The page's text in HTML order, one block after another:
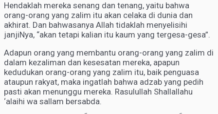
Hendaklah mereka senang dan tenang, yaitu bahwa
orang-orang yang zalim itu akan celaka di dunia dan
akhirat. Dan bahwasanya Allah tidaklah menyelisihi
janjiNya, “akan tetapi kalian itu kaum yang tergesa-gesa”.
Adapun orang yang membantu orang-orang yang zalim di
dalam kezaliman dan kesesatan mereka, apapun
kedudukan orang-orang yang zalim itu, baik penguasa
ataupun rakyat, maka ingatlah bahwa adzab yang pedih
pasti akan menunggu mereka. Rasulullah Shallallahu
‘alaihi wa sallam bersabda.